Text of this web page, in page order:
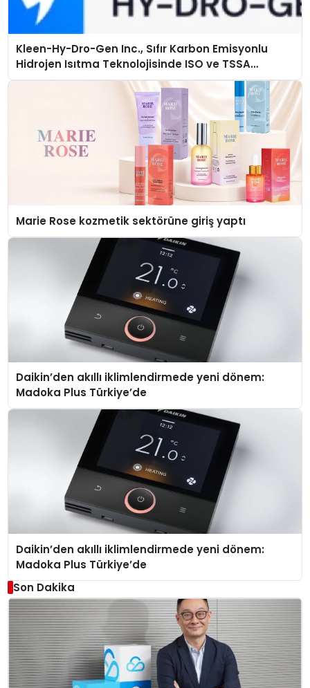
Kleen-Hy-Dro-Gen Inc., Sıfır Karbon Emisyonlu
Hidrojen Isıtma Teknolojisinde ISO ve TSSA
Düzenleyici Onaylarını Aldı
Marie Rose kozmetik sektörüne giriş yaptı
Daikin’den akıllı iklimlendirmede yeni dönem:
Madoka Plus Türkiye’de
Daikin’den akıllı iklimlendirmede yeni dönem:
Madoka Plus Türkiye’de
Son Dakika